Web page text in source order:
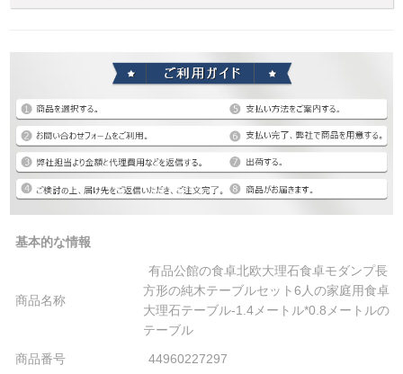
基本的な情報
商品名称
有品公館の食卓北欧大理石食卓モダンプ長
方形の純木テーブルセット6人の家庭用食卓
大理石テーブル-1.4メートル*0.8メートルの
テーブル
商品番号
44960227297